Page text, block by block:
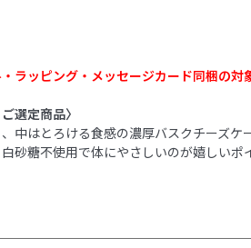
ラッピング・メッセージカード同梱の対
選定商品〉
中はとろける食感の濃厚バスクチーズ
砂糖不使用で体にやさしいのが嬉しいポ